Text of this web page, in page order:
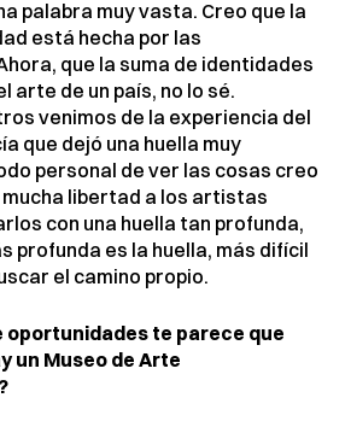
palabra muy vasta. Creo que la
está hecha por las
que la suma de identidades
arte de un país, no lo sé.
venimos de la experiencia del
que dejó una huella muy
personal de ver las cosas creo
mucha libertad a los artistas
con una huella tan profunda,
profunda es la huella, más difícil
el camino propio.
oportunidades te parece que
un Museo de Arte